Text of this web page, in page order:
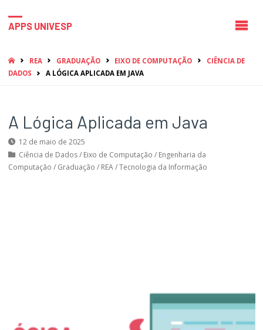
APPS UNIVESP
HOMEREA GRADUAÇÃO EIXO DE COMPUTAÇÃO
CIÊNCIA DE
DADOS
A LÓGICA APLICADA EM JAVA
A Lógica Aplicada em Java
12 de maio de 2025
Ciência de Dados/ Eixo de Computação / Engenharia da
Computação / Graduação / REA/Tecnologia da Informação